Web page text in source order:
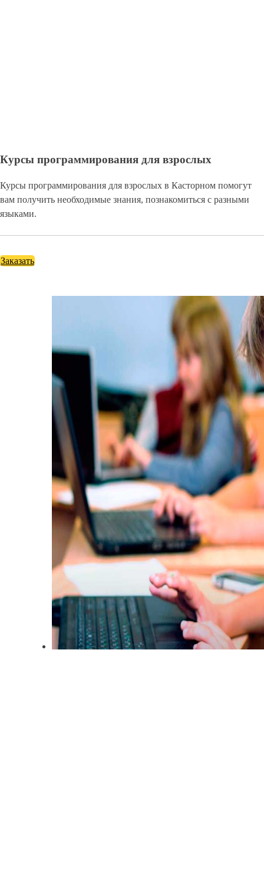
Курсы программирования для взрослых
Курсы программирования для взрослых в Касторном помогут
вам получить необходимые знания, познакомиться с разными
языками.
Заказать